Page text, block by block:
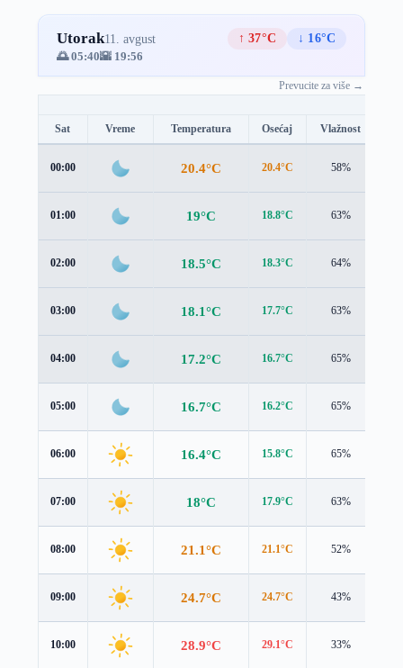
Utorak11. avgust ↑ 37°C
↓ 16°C
🌅 05:40🌇 19:56
Prevucite za više →
Sat Vreme Temperatura Osećaj Vlažnost
00:00 20.4°C 20.4°C 58%
01:00 19°C 18.8°C 63%
02:00 18.5°C 18.3°C 64%
03:00 18.1°C 17.7°C 63%
04:00 17.2°C 16.7°C 65%
05:00 16.7°C 16.2°C 65%
06:00 16.4°C 15.8°C 65%
07:00 18°C 17.9°C 63%
08:00 21.1°C 21.1°C 52%
09:00 24.7°C 24.7°C 43%
10:00 28.9°C 29.1°C 33%